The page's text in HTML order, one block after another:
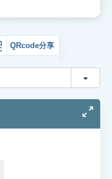
QRcode分享
切換